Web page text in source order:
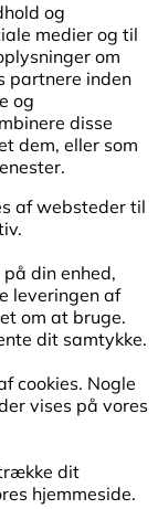
og
medier og til
om
partnere inden
og
disse
dem, eller som
af websteder til
din enhed,
leveringen af
om at bruge.
dit samtykke.
cookies. Nogle
vises på vores
dit
hjemmeside.